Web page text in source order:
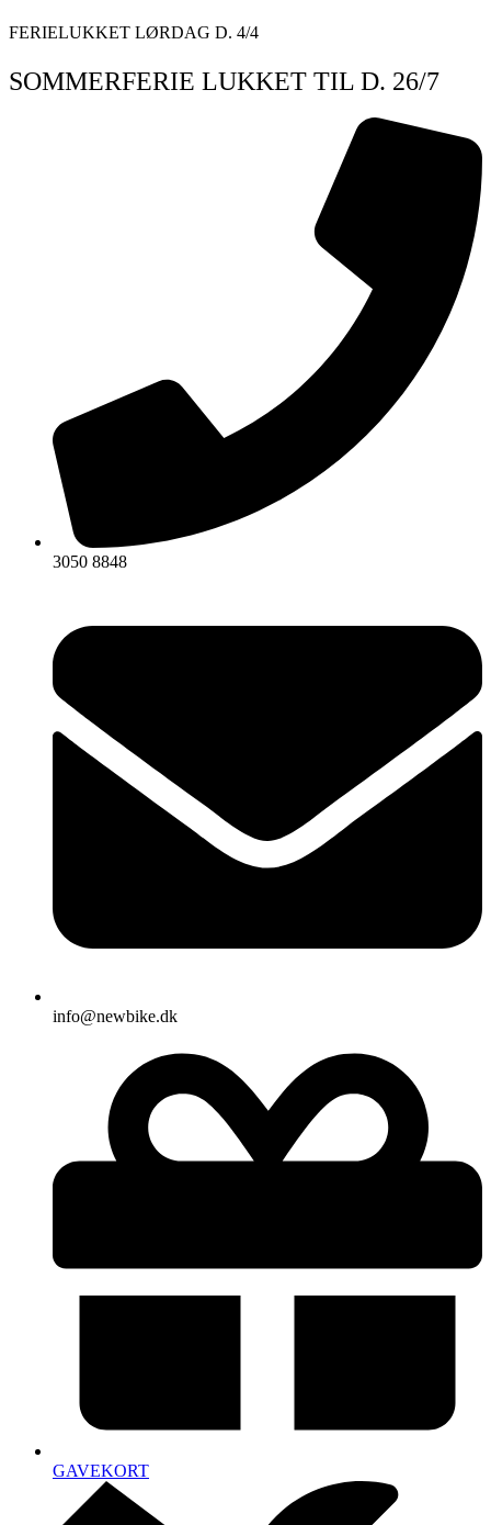
Videre
indhold
FERIELUKKET LØRDAG D. 4/4
SOMMERFERIE LUKKET TIL D. 26/7
3050 8848
info@newbike.dk
GAVEKORT